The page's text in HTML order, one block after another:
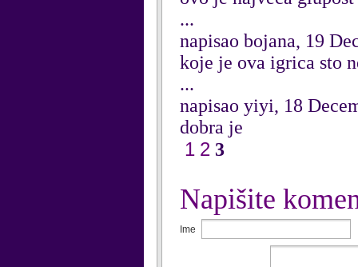
...
napisao bojana, 19
koje je ova igrica sto
...
napisao yiyi, 18
dobra je
1 2 3
Napišite
Ime